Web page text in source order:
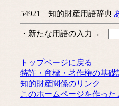
54921 知的財産用語辞典|
・新たな用語の入力→
トップページに戻る
特許・商標・著作権の基礎
知的財産関係のリンク
このホームページを作った